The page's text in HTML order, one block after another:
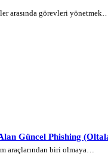
arasında görevleri
Güncel Phishing
araçlarından biri olmaya…